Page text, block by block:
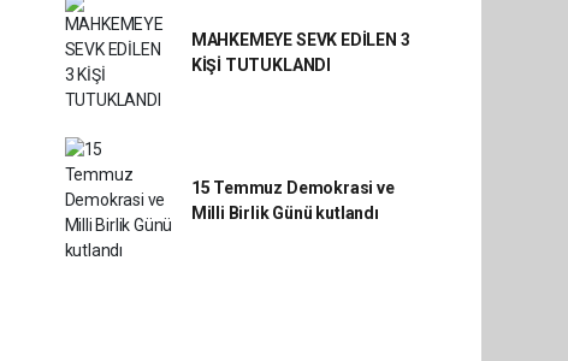
MAHKEMEYE SEVK EDİLEN 3
KİŞİ TUTUKLANDI
15 Temmuz Demokrasi ve
Milli Birlik Günü kutlandı